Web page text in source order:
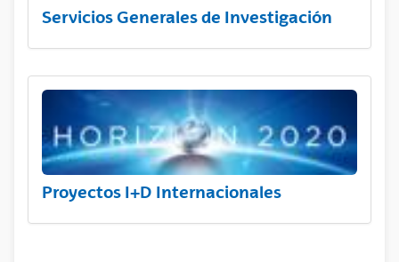
Servicios Generales de Investigación
Proyectos I+D Internacionales